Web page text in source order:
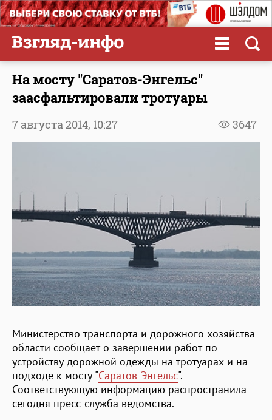
На мосту "Саратов-Энгельс"
заасфальтировали тротуары
3647
7 августа 2014, 10:27
Министерство транспорта и дорожного хозяйства
области сообщает о завершении работ по
устройству дорожной одежды на тротуарах и на
подходе к мосту "Саратов-Энгельс".
Соответствующую информацию распространила
сегодня пресс-служба ведомства.